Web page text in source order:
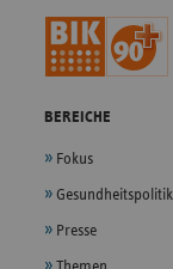
BEREICHE
Fokus
Gesundheitspolitik
Presse